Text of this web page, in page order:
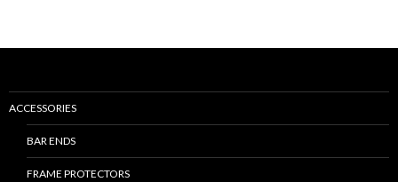
po
wpisach
ACCESSORIES
BAR ENDS
FRAME PROTECTORS